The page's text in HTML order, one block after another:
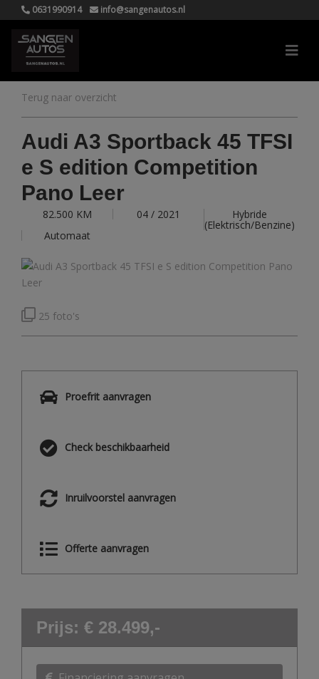
0631990914 info@sangenautos.nl
Terug naar overzicht
Audi A3 Sportback 45 TFSI
e S edition Competition
Pano Leer
82.500 KM 04 / 2021 Hybride
(Elektrisch/Benzine)
Automaat
25 foto's
Proefrit aanvragen
Check beschikbaarheid
Inruilvoorstel aanvragen
Offerte aanvragen
Prijs: € 28.499,-